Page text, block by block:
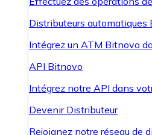
Distributeurs automatiques
Intégrez un ATM Bitnovo
API Bitnovo
Intégrez notre API dans
Devenir Distributeur
Rejoignez notre réseau de